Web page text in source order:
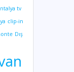
tv
clip-in
Dış